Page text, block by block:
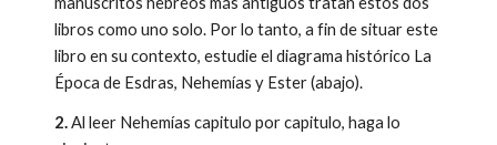
libros como uno solo. Por lo tanto, a fin de situar este
libro en su contexto, estudie el diagrama histórico La
Época de Esdras, Nehemías y Ester (abajo).
2.Al leer Nehemías capitulo por capitulo, haga lo